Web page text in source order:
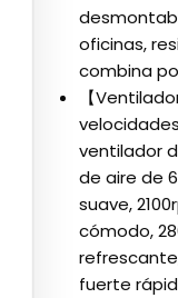
oficinas,
combina
【
ventilador
de aire de
suave,
cómodo,
fuerte